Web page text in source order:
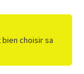
choisir sa